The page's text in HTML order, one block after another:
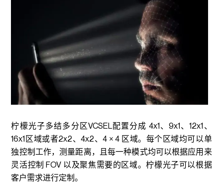
柠檬光子多结多分区VCSEL配置分成 4x1、9x1、12x1、
16x1区域或者2x2、4x2、4 × 4 区域。每个区域均可以单
独控制工作，测量距离，且每一种模式均可以根据应用来
灵活控制 FOV 以及聚焦需要的区域。柠檬光子可以根据
客户需求进行定制。